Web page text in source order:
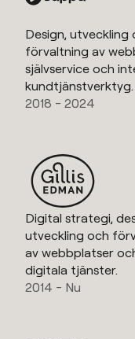
Design, utveckling
förvaltning av
självservice och
kundtjänstverktyg.
2018 - 2024
Digital strategi,
utveckling och
av webbplatser
digitala tjänster.
2014 - Nu